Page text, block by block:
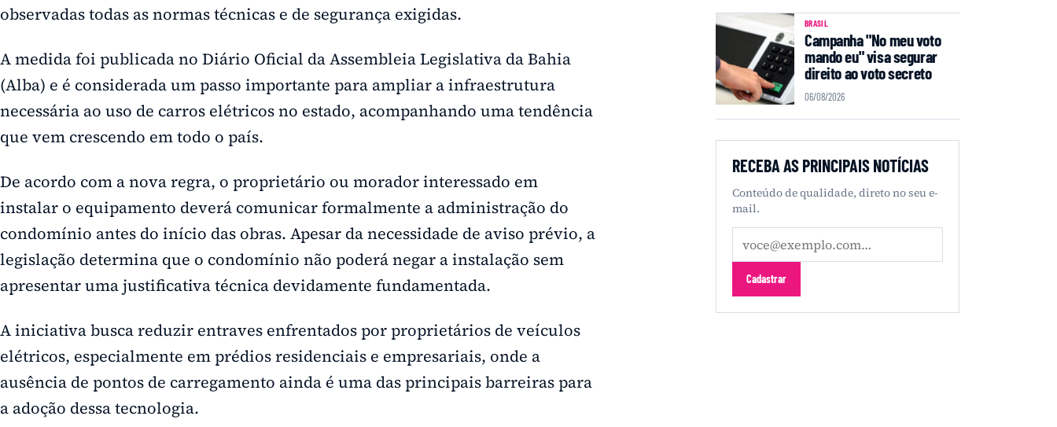
observadas todas as normas técnicas e de segurança exigidas.
A medida foi publicada no Diário Oficial da Assembleia Legislativa da Bahia
(Alba) e é considerada um passo importante para ampliar a infraestrutura
necessária ao uso de carros elétricos no estado, acompanhando uma tendência
que vem crescendo em todo o país.
De acordo com a nova regra, o proprietário ou morador interessado em
instalar o equipamento deverá comunicar formalmente a administração do
condomínio antes do início das obras. Apesar da necessidade de aviso prévio, a
legislação determina que o condomínio não poderá negar a instalação sem
apresentar uma justificativa técnica devidamente fundamentada.
A iniciativa busca reduzir entraves enfrentados por proprietários de veículos
elétricos, especialmente em prédios residenciais e empresariais, onde a
ausência de pontos de carregamento ainda é uma das principais barreiras para
a adoção dessa tecnologia.
BRASIL
Campanha "No meu voto
mando eu" visa segurar
direito ao voto secreto
06/08/2026
RECEBA AS PRINCIPAIS NOTÍCIAS
Conteúdo de qualidade, direto no seu e-
mail.
mailCadastrar